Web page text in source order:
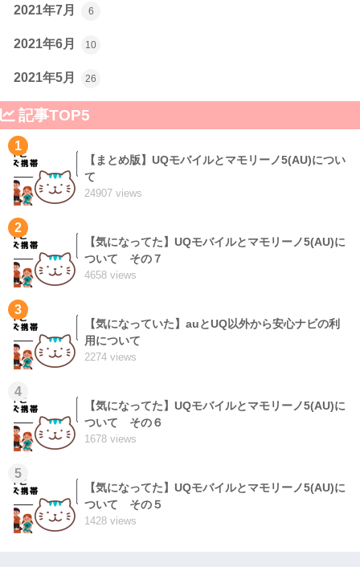
2021年7月 6
2021年6月 10
2021年5月 26
記事TOP5
1
【まとめ版】UQモバイルとマモリーノ5(AU)につい
て
24907 views
2
【気になってた】UQモバイルとマモリーノ5(AU)に
ついて その７
4658 views
3
【気になっていた】auとUQ以外から安心ナビの利
用について
2274 views
4
【気になってた】UQモバイルとマモリーノ5(AU)に
ついて その６
1678 views
5
【気になってた】UQモバイルとマモリーノ5(AU)に
ついて その５
1428 views